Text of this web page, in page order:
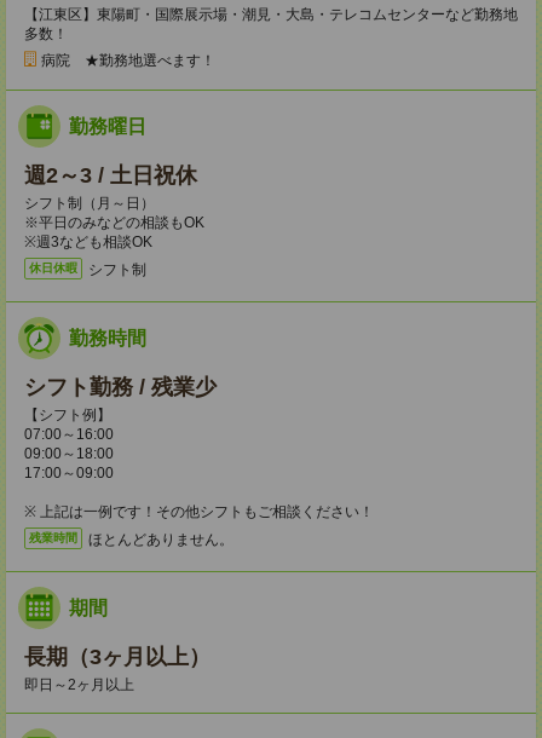
【江東区】東陽町・国際展示場・潮見・大島・テレコムセンターなど勤務地
多数！
病院 ★勤務地選べます！
勤務曜日
週2～3 / 土日祝休
シフト制（月～日）
※平日のみなどの相談もOK
※週3なども相談OK
休日休暇 シフト制
勤務時間
シフト勤務 / 残業少
【シフト例】
07:00～16:00
09:00～18:00
17:00～09:00
※ 上記は一例です！その他シフトもご相談ください！
残業時間 ほとんどありません。
期間
長期（3ヶ月以上）
即日～2ヶ月以上